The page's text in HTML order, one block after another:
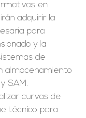
en
adquirir la
para
y la
de
almacenamiento
SAM.
curvas de
técnico para